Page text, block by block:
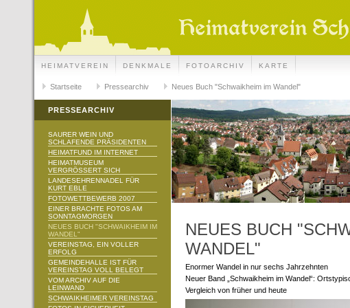
HEIMATVEREIN DENKMALE FOTOARCHIV KARTE
Startseite Pressearchiv Neues Buch "Schwaikheim im Wandel"
PRESSEARCHIV
SAURER WEIN UND
SCHLAFENDE PRÄSIDENTEN
HEIMATFUND IM INTERNET
HEIMATMUSEUM
VERGRÖSSERT SICH
LANDESEHRENNADEL FÜR
KURT EBLE
FOTOWETTBEWERB 2007
EINER BRACHTE FOTOS AM
SONNTAGMORGEN
NEUES BUCH "SCHWAIKHEIM IM
WANDEL"
VEREINSTAG, EIN VOLLER
ERFOLG
GEMEINDEHALLE IST FÜR
VEREINSTAG VOLL BELEGT
VOM ARCHIV AUF DIE
LEINWAND
SCHWAIKHEIMER VEREINSTAG
NEUES BUCH
WANDEL"
Enormer Wandel in nur sechs Jahrzehnten
Neuer Band „Schwaikheim im Wandel“:
Vergleich von früher und heute